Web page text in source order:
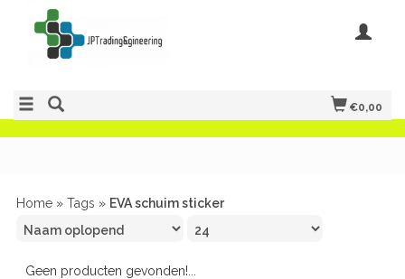
€0,00
Home » Tags » EVA schuim sticker
Geen producten gevonden!...